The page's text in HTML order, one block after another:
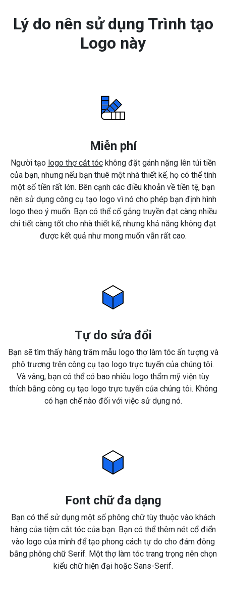
Lý do nên sử dụng Trình tạo
Logo này
Miễn phí
Người tạo logo thợ cắt tóckhông đặt gánh nặng lên túi tiền
của bạn, nhưng nếu bạn thuê một nhà thiết kế, họ có thể tính
một số tiền rất lớn. Bên cạnh các điều khoản về tiền tệ, bạn
nên sử dụng công cụ tạo logo vì nó cho phép bạn định hình
logo theo ý muốn. Bạn có thể cố gắng truyền đạt càng nhiều
chi tiết càng tốt cho nhà thiết kế, nhưng khả năng không đạt
được kết quả như mong muốn vẫn rất cao.
Tự do sửa đổi
Bạn sẽ tìm thấy hàng trăm mẫu logo thợ làm tóc ấn tượng và
phô trương trên công cụ tạo logo trực tuyến của chúng tôi.
Và vâng, bạn có thể có bao nhiêu logo thẩm mỹ viện tùy
thích bằng công cụ tạo logo trực tuyến của chúng tôi. Không
có hạn chế nào đối với việc sử dụng nó.
Font chữ đa dạng
Bạn có thể sử dụng một số phông chữ tùy thuộc vào khách
hàng của tiệm cắt tóc của bạn. Bạn có thể thêm nét cổ điển
vào logo của mình để tạo phong cách tự do cho đám đông
bằng phông chữ Serif. Một thợ làm tóc trang trọng nên chọn
kiểu chữ hiện đại hoặc Sans-Serif.